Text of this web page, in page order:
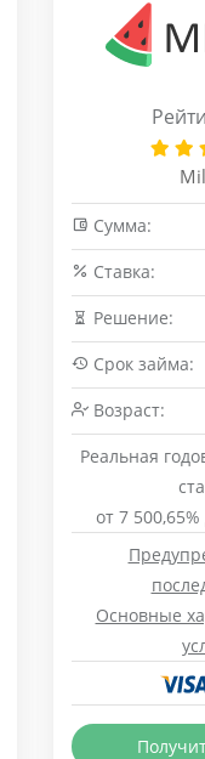
Сумма:
Cтавка:
Решение:
Срок займа:
Возраст:
Реальная
от 7
Основные